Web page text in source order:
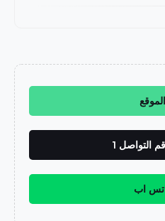
الموقع
التواصل 1
اب